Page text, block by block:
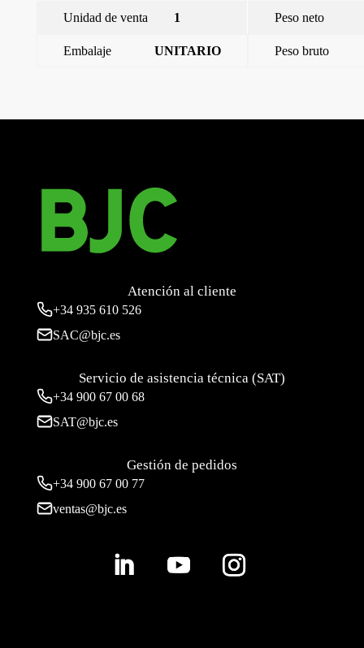
Unidad de venta 1 Peso neto
Embalaje UNITARIO Peso bruto
Atención al cliente
+34 935 610 526
SAC@bjc.es
Servicio de asistencia técnica (SAT)
+34 900 67 00 68
SAT@bjc.es
Gestión de pedidos
+34 900 67 00 77
ventas@bjc.es